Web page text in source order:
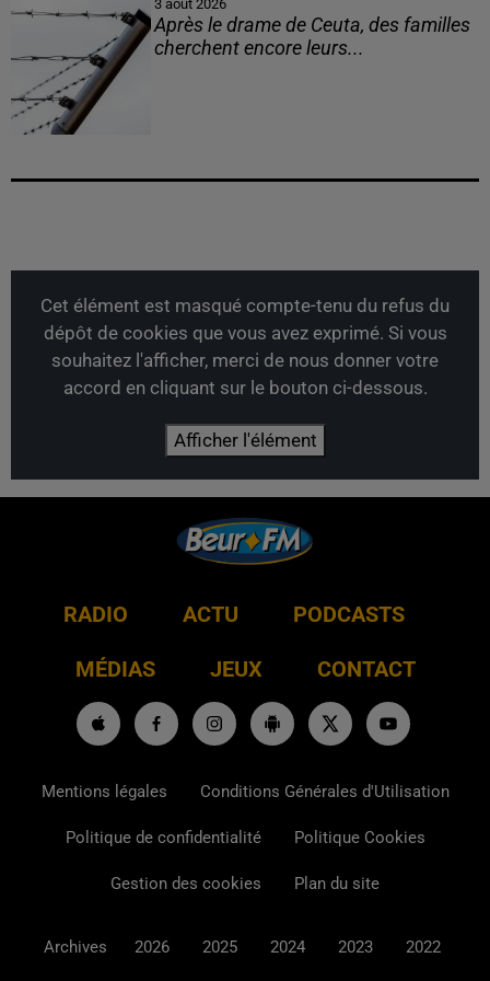
3 août 2026
Après le drame de Ceuta, des familles
cherchent encore leurs...
Cet élément est masqué compte-tenu du refus du
dépôt de cookies que vous avez exprimé. Si vous
souhaitez l'afficher, merci de nous donner votre
accord en cliquant sur le bouton ci-dessous.
Afficher l'élément
RADIO ACTU PODCASTS
MÉDIAS JEUX CONTACT
Mentions légales Conditions Générales d'Utilisation
Politique de confidentialité Politique Cookies
Gestion des cookies Plan du site
Archives 2026 2025 2024 2023 2022